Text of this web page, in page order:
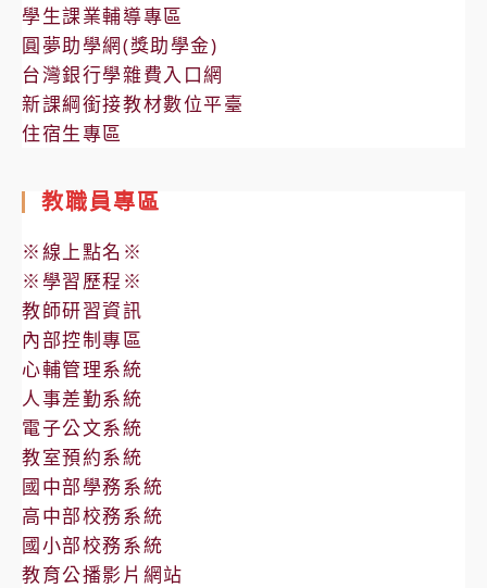
學生課業輔導專區
圓夢助學網(獎助學金)
台灣銀行學雜費入口網
新課綱銜接教材數位平臺
住宿生專區
教職員專區
※線上點名※
※學習歷程※
教師研習資訊
內部控制專區
心輔管理系統
人事差勤系統
電子公文系統
教室預約系統
國中部學務系統
高中部校務系統
國小部校務系統
教育公播影片網站